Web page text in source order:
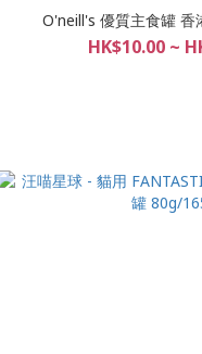
O'neill's 優質主食罐 香
HK$10.00 ~